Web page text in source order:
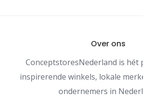
Over ons
ConceptstoresNederland is
inspirerende winkels, lokale
ondernemers in